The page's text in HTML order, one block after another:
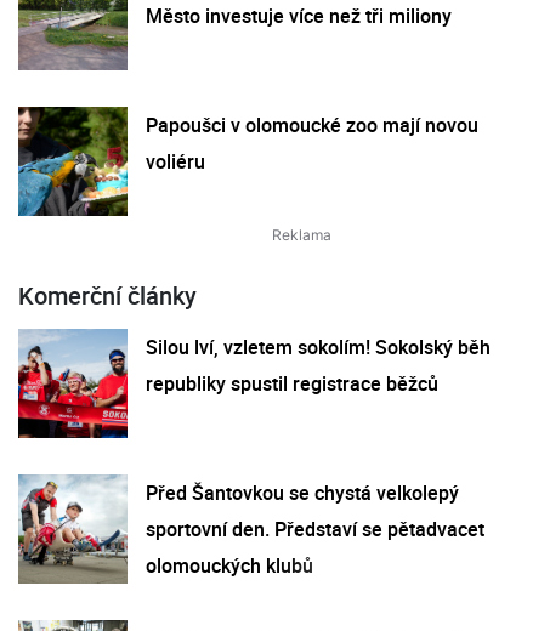
Město investuje více než tři miliony
Papoušci v olomoucké zoo mají novou
voliéru
Komerční články
Silou lví, vzletem sokolím! Sokolský běh
republiky spustil registrace běžců
Před Šantovkou se chystá velkolepý
sportovní den. Představí se pětadvacet
olomouckých klubů